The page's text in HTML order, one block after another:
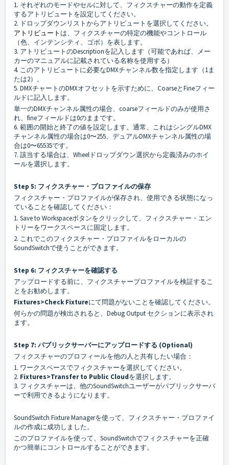
1. それぞれのモードやセルに対して、フィクスチャーの動作を定義
するアトリビュートを設定してください。
2. ドロップダウンリストからアトリビュートを選択してください。
アトリビュート は、フィクスチャーの特定の機能やコントロール
（色、インテンシティ、ゴボ）を表します。
3. アトリビュートのDescriptionを記入します（可能であれば、メー
カーのマニュアルに記載されている名称を使用する）
4. このアトリビュートに必要なDMXチャンネル数を指定します（1ま
たは2）。
5. DMXチャートのDMXオフセットを示すために、CoarseとFineフィー
ルドに記入します。
単一のDMXチャンネル属性の場合、coarseフィールドのみが使用さ
れ、fineフィールドは0のままです。
6. 範囲の開始と終了の値を設定します。通常、これはシングルDMX
チャンネル属性の場合は0〜255、デュアルDMXチャンネル属性の場
合は0〜65535です。
7. 該当する場合は、Wheelドロップダウン選択から定義済みのホイ
ールを選択します。
Step 5: フィクスチャー・プロファイルの保存
フィクスチャー・プロファイルが保存され、使用できる状態になっ
ていることを確認してください：
1. Save to Workspaceボタンをクリックして、フィクスチャー・エン
トリーをワークスペースに固定します。
2. これでこのフィクスチャー・プロファイルをローカルの
SoundSwitchで使うことができます。
Step 6: フィクスチャーを確認する
アップロードする前に、フィクスチャープロファイルを検証するこ
とをお勧めします。
Fixtures>Check Fixtureにて問題がないことを確認してください。
何らかの問題が検出されると、Debug Output セクションに表示され
ます。
Step 7: パブリックサーバーにアップロードする (Optional)
フィクスチャーのプロフィールを他の人と共有したい場合：
1. ワークスペースでフィクスチャーを選択してください。
2. Fixtures>Transfer to Public Cloudを選択します。
3. フィクスチャーは、他のSoundSwitchユーザーがパブリックサーバ
ーで利用できるようになります。
SoundSwitch Fixture Managerを使って、フィクスチャー・プロファイ
ルの作成に成功しました。
このプロファイルを使って、SoundSwitchでフィクスチャーを正確
かつ簡単にコントロールすることができます。